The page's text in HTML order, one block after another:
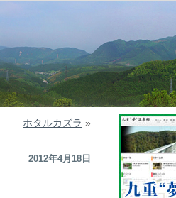
ホタルカズラ »
2012年4月18日